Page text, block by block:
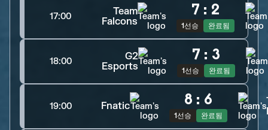
17:00
Team
Falcons
7 : 2
1선승 완료됨
18:00
G2
Esports
7 : 3
1선승 완료됨
19:00 Fnatic 8 : 6
1선승 완료됨